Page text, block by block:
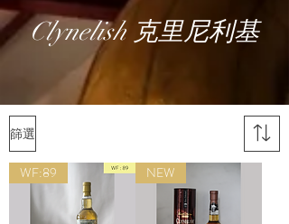
Clynelish 克里尼利基
篩選
WF:89 NEW